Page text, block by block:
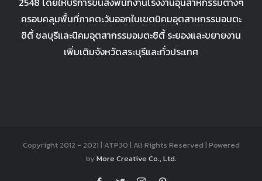
ครอบคลุมพื้นที่ภาคตะวันออกในเขตนิคมอุตสาหกรรมอมตะ
ซิตี้ ชลบุรีและนิคมอุตสากรรมอมตะซิตี้ ระยองและขยายงาน
เพิ่มเติมจังหวัดสระบุรีและทั่วประเทศ
Copyright 2012 - 2021 | ATP30 | All Rights Reserved | Powered
by More Creative Co., Ltd.